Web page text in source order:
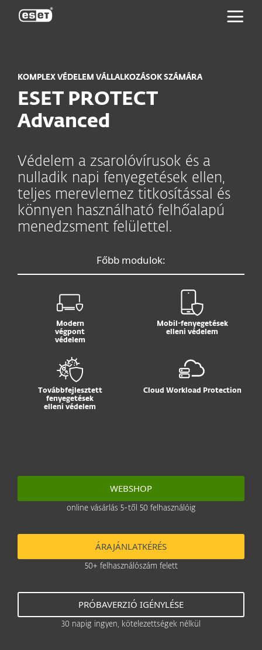
KOMPLEX VÉDELEM VÁLLALKOZÁSOK SZÁMÁRA
ESET PROTECT
Advanced
Védelem a zsarolóvírusok és a
nulladik napi fenyegetések ellen,
teljes merevlemez titkosítással és
könnyen használható felhőalapú
menedzsment felülettel.
Főbb modulok:
Modern
végpont
védelem
Mobil-fenyegetések
elleni védelem
Továbbfejlesztett
fenyegetések
elleni védelem
Cloud Workload Protection
WEBSHOP
online vásárlás 5-től 50 felhasználóig
ÁRAJÁNLATKÉRÉS
50+ felhasználószám felett
PRÓBAVERZIÓ IGÉNYLÉSE
30 napig ingyen, kötelezettségek nélkül
ESET